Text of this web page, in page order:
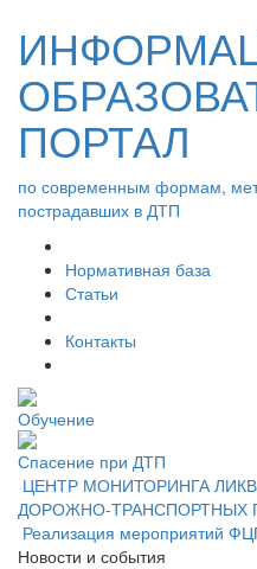
ПОРТАЛ
по современным формам,
пострадавших в ДТП
Нормативная база
Статьи
Контакты
Обучение
Спасение при ДТП
ЦЕНТР МОНИТОРИНГА
ДОРОЖНО-ТРАНСПОРТНЫХ
Реализация мероприятий
Новости и события